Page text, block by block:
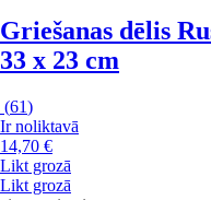
Griešanas dēlis
33 x 23 cm
(61)
Ir noliktavā
14,70 €
Likt grozā
Likt grozā